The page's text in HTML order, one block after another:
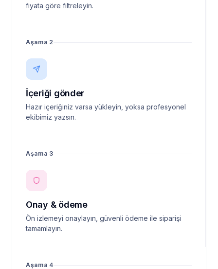
fiyata göre filtreleyin.
Aşama 2
İçeriği gönder
Hazır içeriğiniz varsa yükleyin, yoksa profesyonel
ekibimiz yazsın.
Aşama 3
Onay & ödeme
Ön izlemeyi onaylayın, güvenli ödeme ile siparişi
tamamlayın.
Aşama 4